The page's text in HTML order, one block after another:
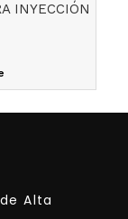
INYECCIÓN
Alta